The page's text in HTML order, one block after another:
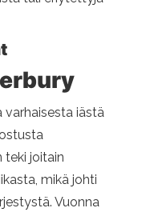
varhaisesta iästä
teki joitain
mikä johti
Vuonna